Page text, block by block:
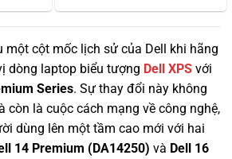
một cột mốc lịch sử của Dell khi hãng
dòng laptop biểu tượng Dell XPS với
Series. Sự thay đổi này không
còn là cuộc cách mạng về công nghệ,
dùng lên một tầm cao mới với hai
14 Premium (DA14250) và Dell 16